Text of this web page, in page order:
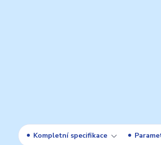
Kompletní specifikace